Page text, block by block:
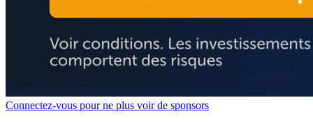
Connectez-vous pour ne plus voir de sponsors